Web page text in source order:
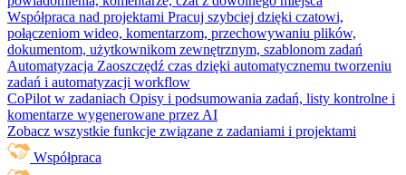
Współpraca nad projektami Pracuj szybciej dzięki czatowi,
połączeniom wideo, komentarzom, przechowywaniu plików,
dokumentom, użytkownikom zewnętrznym, szablonom zadań
Automatyzacja Zaoszczędź czas dzięki automatycznemu tworzeniu
zadań i automatyzacji workflow
CoPilot w zadaniach Opisy i podsumowania zadań, listy kontrolne i
komentarze wygenerowane przez AI
Zobacz wszystkie funkcje związane z zadaniami i projektami
Współpraca